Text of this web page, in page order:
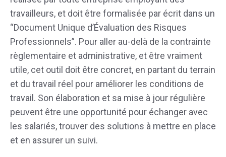
travailleurs, et doit être formalisée par écrit dans un
“Document Unique d’Évaluation des Risques
Professionnels”. Pour aller au-delà de la contrainte
règlementaire et administrative, et être vraiment
utile, cet outil doit être concret, en partant du terrain
et du travail réel pour améliorer les conditions de
travail. Son élaboration et sa mise à jour régulière
peuvent être une opportunité pour échanger avec
les salariés, trouver des solutions à mettre en place
et en assurer un suivi.